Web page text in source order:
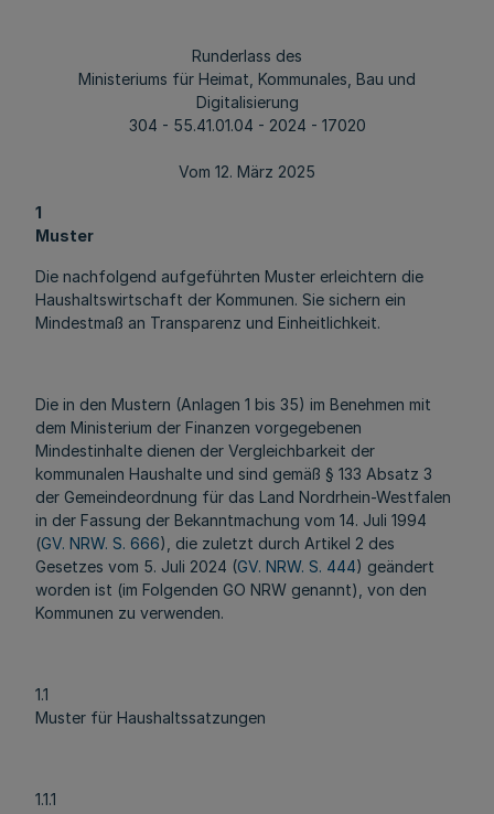
Runderlass des
Ministeriums für Heimat, Kommunales, Bau und
Digitalisierung
304 - 55.41.01.04 - 2024 - 17020
Vom 12. März 2025
1
Muster
Die nachfolgend aufgeführten Muster erleichtern die
Haushaltswirtschaft der Kommunen. Sie sichern ein
Mindestmaß an Transparenz und Einheitlichkeit.
Die in den Mustern (Anlagen 1 bis 35) im Benehmen mit
dem Ministerium der Finanzen vorgegebenen
Mindestinhalte dienen der Vergleichbarkeit der
kommunalen Haushalte und sind gemäß § 133 Absatz 3
der Gemeindeordnung für das Land Nordrhein-Westfalen
in der Fassung der Bekanntmachung vom 14. Juli 1994
(GV. NRW. S. 666), die zuletzt durch Artikel 2 des
Gesetzes vom 5. Juli 2024 (GV. NRW. S. 444) geändert
worden ist (im Folgenden GO NRW genannt), von den
Kommunen zu verwenden.
1.1
Muster für Haushaltssatzungen
1.1.1